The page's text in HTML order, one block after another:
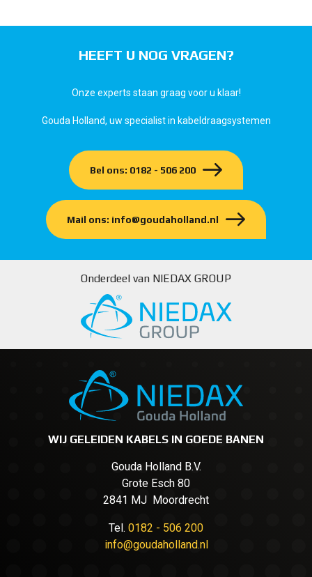
HEEFT U NOG VRAGEN?
Onze experts staan graag voor u klaar!
Gouda Holland, uw specialist in kabeldraagsystemen
Bel ons: 0182 - 506 200
Mail ons: info@goudaholland.nl
Onderdeel van NIEDAX GROUP
WIJ GELEIDEN KABELS IN GOEDE BANEN
Gouda Holland B.V.
Grote Esch 80
2841 MJ Moordrecht
Tel. 0182 - 506 200
info@goudaholland.nl